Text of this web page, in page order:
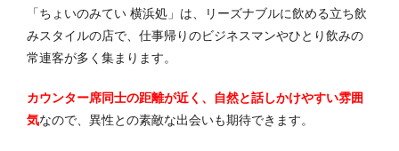
「ちょいのみてい 横浜処」は、リーズナブルに飲める立ち飲
みスタイルの店で、仕事帰りのビジネスマンやひとり飲みの
常連客が多く集まります。
カウンター席同士の距離が近く、自然と話しかけやすい雰囲
気なので、異性との素敵な出会いも期待できます。